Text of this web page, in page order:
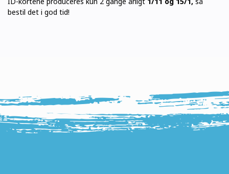
bestil det i god tid!